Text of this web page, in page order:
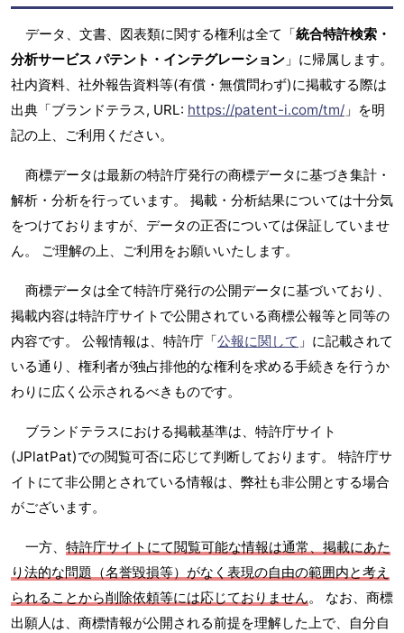
データ、文書、図表類に関する権利は全て「統合特許検索・
分析サービス パテント・インテグレーション 」に帰属します。
社内資料、社外報告資料等(有償・無償問わず)に掲載する際は
出典「ブランドテラス, URL: https://patent-i.com/tm/ 」を明
記の上、ご利用ください。
商標データは最新の特許庁発行の商標データに基づき集計・
解析・分析を行っています。 掲載・分析結果については十分気
をつけておりますが、データの正否については保証していませ
ん。 ご理解の上、ご利用をお願いいたします。
商標データは全て特許庁発行の公開データに基づいており、
掲載内容は特許庁サイトで公開されている商標公報等と同等の
内容です。 公報情報は、特許庁「公報に関して 」に記載されて
いる通り、権利者が独占排他的な権利を求める手続きを行うか
わりに広く公示されるべきものです。
ブランドテラスにおける掲載基準は、特許庁サイト
(JPlatPat)での閲覧可否に応じて判断しております。 特許庁サ
イトにて非公開とされている情報は、弊社も非公開とする場合
がございます。
一方、 特許庁サイトにて閲覧可能な情報は通常、掲載にあた
り法的な問題（名誉毀損等）がなく表現の自由の範囲内と考え
られることから削除依頼等には応じておりません。 なお、商標
出願人は、商標情報が公開される前提を理解した上で、自分自